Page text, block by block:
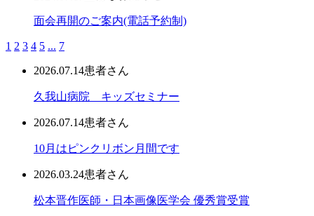
面会再開のご案内(電話予約制)
1 2 3 4 5 ... 7
2026.07.14患者さん
久我山病院 キッズセミナー
2026.07.14患者さん
10月はピンクリボン月間です
2026.03.24患者さん
松本晋作医師・日本画像医学会 優秀賞受賞